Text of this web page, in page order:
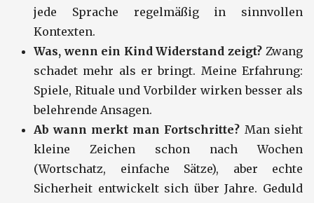
jede Sprache regelmäßig in sinnvollen
Kontexten.
Was, wenn ein Kind Widerstand zeigt? Zwang
schadet mehr als er bringt. Meine Erfahrung:
Spiele, Rituale und Vorbilder wirken besser als
belehrende Ansagen.
Ab wann merkt man Fortschritte? Man sieht
kleine Zeichen schon nach Wochen
(Wortschatz, einfache Sätze), aber echte
Sicherheit entwickelt sich über Jahre. Geduld